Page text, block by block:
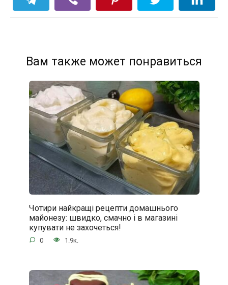
Вам также может понравиться
Чотири найкращі рецепти домашнього
майонезу: швидко, смачно і в магазині
купувати не захочеться!
0 1.9к.